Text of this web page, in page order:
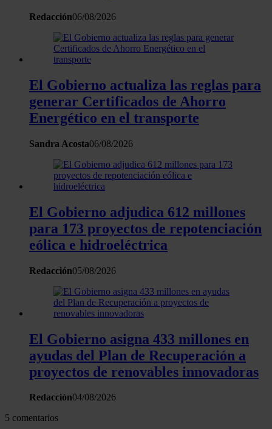
Redacción06/08/2026
El Gobierno actualiza las reglas para
generar Certificados de Ahorro
Energético en el transporte
Sandra Acosta06/08/2026
El Gobierno adjudica 612 millones
para 173 proyectos de repotenciación
eólica e hidroeléctrica
Redacción05/08/2026
El Gobierno asigna 433 millones en
ayudas del Plan de Recuperación a
proyectos de renovables innovadoras
Redacción04/08/2026
5 comentarios